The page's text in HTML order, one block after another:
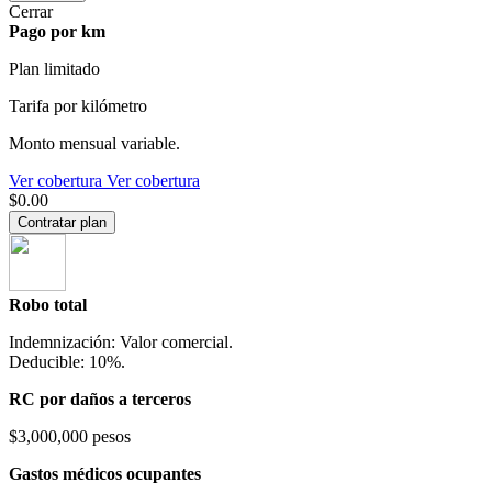
Cerrar
Pago por km
Plan limitado
Tarifa por kilómetro
Monto mensual variable.
Ver cobertura Ver cobertura
$0.00
Contratar plan
Robo total
Indemnización: Valor comercial.
Deducible: 10%.
RC por daños a terceros
$3,000,000 pesos
Gastos médicos ocupantes